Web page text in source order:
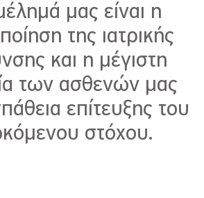
μας είναι η
της ιατρικής
και η μέγιστη
των ασθενών μας
επίτευξης του
στόχου.